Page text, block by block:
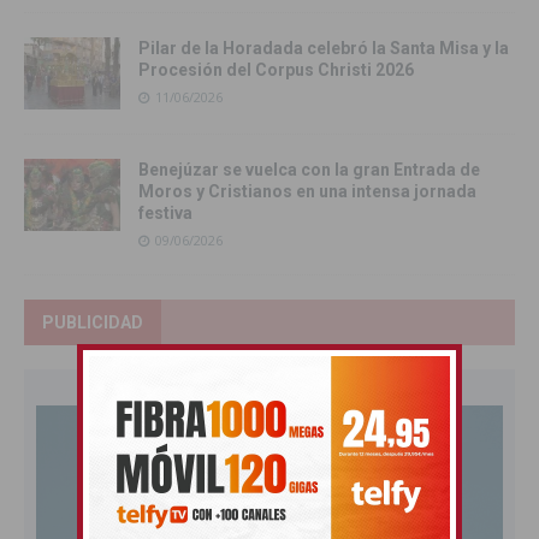
Pilar de la Horadada celebró la Santa Misa y la
Procesión del Corpus Christi 2026
11/06/2026
Benejúzar se vuelca con la gran Entrada de
Moros y Cristianos en una intensa jornada
festiva
09/06/2026
PUBLICIDAD